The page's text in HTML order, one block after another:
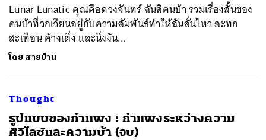
Lunar Lunatic คุณคือดวงจันทร์ ฉันสิคนบ้า รวมเรื่องสั้นของ
คนบ้าที่วกเวียนอยู่กับความสัมพันธ์ทำให้ฉันสั่นไหว สะทก
สะเทือน ค้างเติ่ง และนิ่งงัน...
โดย สายป่าน
Thought
​รูปแบบของกำแพง : กำแพงระหว่างความ
ศิวิไลซ์และความบ้า (จบ)